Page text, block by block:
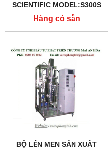
SCIENTIFIC MODEL:S300S
Hàng có sẵn
BỘ LÊN MEN SẢN XUẤT